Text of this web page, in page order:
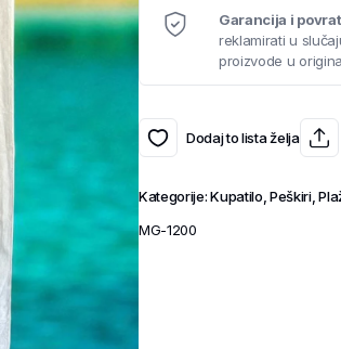
Garancija i
reklamirati u
proizvode u
Dodaj to lista želja
Kategorije:Kupatilo Peškiri,
MG-1200